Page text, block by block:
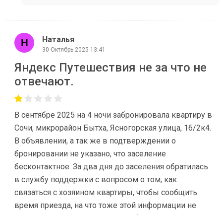
Наталья
30 Октябрь 2025 13:41
Яндекс Путешествия не за что не
отвечают.
В сентябре 2025 на 4 ночи забронировала квартиру в
Сочи, микрорайон Бытха, Ясногорская улица, 16/2к4.
В объявлении, а так же в подтверждении о
бронировании не указано, что заселение
бесконтактное. За два дня до заселения обратилась
в службу поддержки с вопросом о том, как
связаться с хозяином квартиры, чтобы сообщить
время приезда, на что тоже этой информации не